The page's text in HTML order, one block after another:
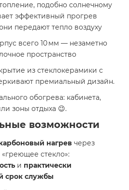
подобно солнечному
эффективный прогрев
передают тепло воздуху
всего 10 мм — незаметно
пространство
из стеклокерамики с
премиальный дизайн.
обогрева: кабинета,
зоны отдыха 😉.
возможности
нагрев через
«греющее стекло»:
и практически
срок службы